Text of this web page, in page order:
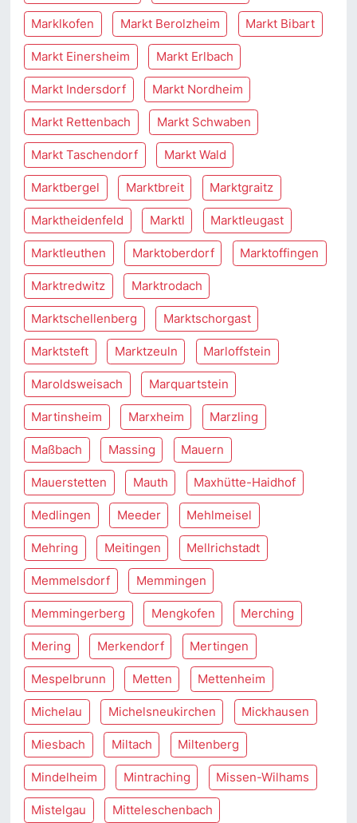
Marklkofen Markt Berolzheim Markt Bibart
Markt Einersheim Markt Erlbach
Markt Indersdorf Markt Nordheim
Markt Rettenbach Markt Schwaben
Markt Taschendorf Markt Wald
Marktbergel Marktbreit Marktgraitz
Marktheidenfeld Marktl Marktleugast
Marktleuthen Marktoberdorf Marktoffingen
Marktredwitz Marktrodach
Marktschellenberg Marktschorgast
Marktsteft Marktzeuln Marloffstein
Maroldsweisach Marquartstein
Martinsheim Marxheim Marzling
Maßbach Massing Mauern
Mauerstetten Mauth Maxhütte-Haidhof
Medlingen Meeder Mehlmeisel
Mehring Meitingen Mellrichstadt
Memmelsdorf Memmingen
Memmingerberg Mengkofen Merching
Mering Merkendorf Mertingen
Mespelbrunn Metten Mettenheim
Michelau Michelsneukirchen Mickhausen
Miesbach Miltach Miltenberg
Mindelheim Mintraching Missen-Wilhams
Mistelgau Mitteleschenbach